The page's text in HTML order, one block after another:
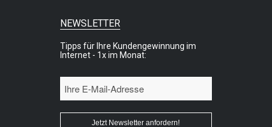
NEWSLETTER
Tipps für Ihre Kundengewinnung im
Internet - 1x im Monat: